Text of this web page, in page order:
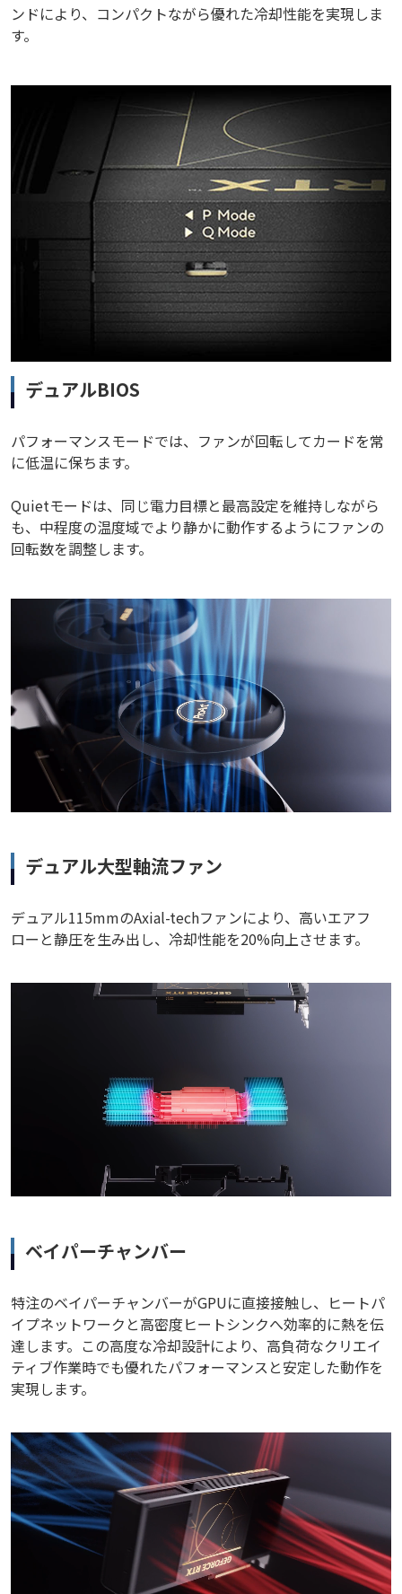
ンドにより、コンパクトながら優れた冷却性能を実現しま
す。
デュアルBIOS
パフォーマンスモードでは、ファンが回転してカードを常
に低温に保ちます。
Quietモードは、同じ電力目標と最高設定を維持しながら
も、中程度の温度域でより静かに動作するようにファンの
回転数を調整します。
デュアル大型軸流ファン
デュアル115mmのAxial-techファンにより、高いエアフ
ローと静圧を生み出し、冷却性能を20%向上させます。
ベイパーチャンバー
特注のベイパーチャンバーがGPUに直接接触し、ヒートパ
イプネットワークと高密度ヒートシンクへ効率的に熱を伝
達します。この高度な冷却設計により、高負荷なクリエイ
ティブ作業時でも優れたパフォーマンスと安定した動作を
実現します。